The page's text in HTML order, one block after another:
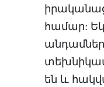
համար:
են և